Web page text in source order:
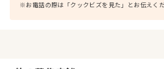
※お電話の際は「クックビズを見た」とお伝えく